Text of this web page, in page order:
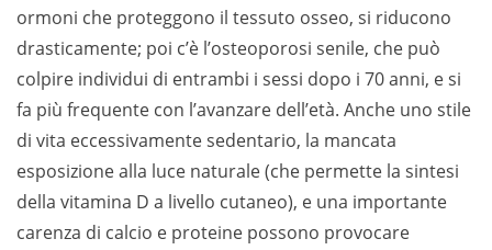
ormoni che proteggono il tessuto osseo, si riducono
drasticamente; poi c’è l’osteoporosi senile, che può
colpire individui di entrambi i sessi dopo i 70 anni, e si
fa più frequente con l’avanzare dell’età. Anche uno stile
di vita eccessivamente sedentario, la mancata
esposizione alla luce naturale (che permette la sintesi
della vitamina D a livello cutaneo), e una importante
carenza di calcio e proteine possono provocare